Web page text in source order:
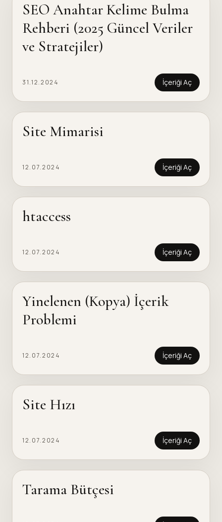
SEO Anahtar Kelime Bulma
Rehberi (2025 Güncel Veriler
ve Stratejiler)
31.12.2024 İçeriği Aç
Site Mimarisi
12.07.2024 İçeriği Aç
htaccess
12.07.2024 İçeriği Aç
Yinelenen (Kopya) İçerik
Problemi
12.07.2024 İçeriği Aç
Site Hızı
12.07.2024 İçeriği Aç
Tarama Bütçesi